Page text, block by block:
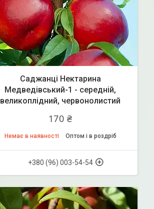
Саджанці Нектарина
Медведівський-1 - середній,
великоплідний, червонолистий
170 ₴
Немає в наявності Оптом і в роздріб
+380 (96) 003-54-54